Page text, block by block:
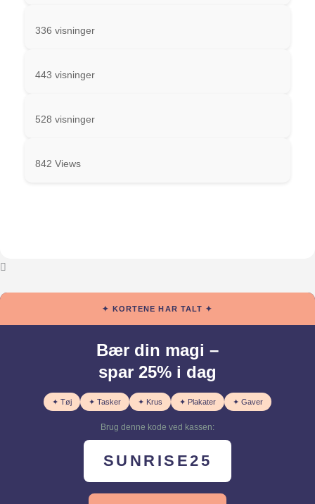
336 visninger
443 visninger
528 visninger
842 Views
✦ KORTENE HAR TALT ✦
Bær din magi –
spar 25% i dag
✦ Tøj ✦ Tasker ✦ Krus ✦ Plakater ✦ Gaver
Brug denne kode ved kassen:
SUNRISE25